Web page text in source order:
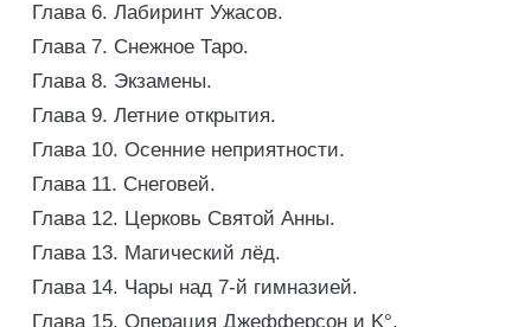
Глава 6. Лабиринт Ужасов.
Глава 7. Снежное Таро.
Глава 8. Экзамены.
Глава 9. Летние открытия.
Глава 10. Осенние неприятности.
Глава 11. Снеговей.
Глава 12. Церковь Святой Анны.
Глава 13. Магический лёд.
Глава 14. Чары над 7-й гимназией.
Глава 15. Операция Джефферсон и K°.